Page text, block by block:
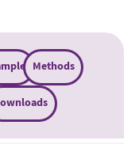
Methods